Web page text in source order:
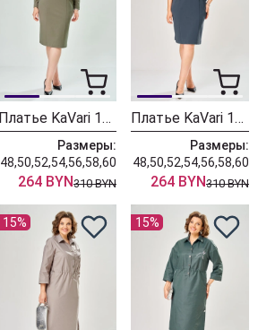
Платье KaVari 1160-2 темно зеленый
Размеры:
48,50,52,54,56,58,60
264 BYN310 BYN
Платье KaVari 1160-1 синий
Размеры:
48,50,52,54,56,58,60
264 BYN310 BYN
15% 15%